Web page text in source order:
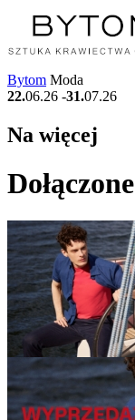
Bytom Moda
22.06.26 -31.07.26
Na więcej
Dołączone